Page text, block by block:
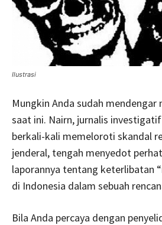
Ilustrasi
Mungkin Anda sudah mendengar
saat ini. Nairn, jurnalis
berkali-kali memeloroti skandal
jenderal, tengah menyedot
laporannya tentang keterlibatan
di Indonesia dalam sebuah
Bila Anda percaya dengan